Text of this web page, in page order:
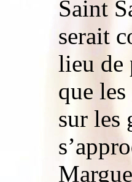
Saint
serait
lieu de
que
sur les